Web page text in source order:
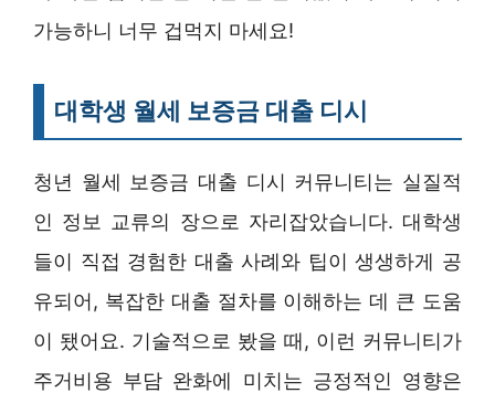
가능하니 너무 겁먹지 마세요!
대학생 월세 보증금 대출 디시
청년 월세 보증금 대출 디시 커뮤니티는 실질적
인 정보 교류의 장으로 자리잡았습니다. 대학생
들이 직접 경험한 대출 사례와 팁이 생생하게 공
유되어, 복잡한 대출 절차를 이해하는 데 큰 도움
이 됐어요. 기술적으로 봤을 때, 이런 커뮤니티가
주거비용 부담 완화에 미치는 긍정적인 영향은